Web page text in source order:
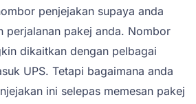
penjejakan supaya anda
perjalanan pakej anda. Nombor
dikaitkan dengan pelbagai
UPS. Tetapi bagaimana anda
ini selepas memesan pakej